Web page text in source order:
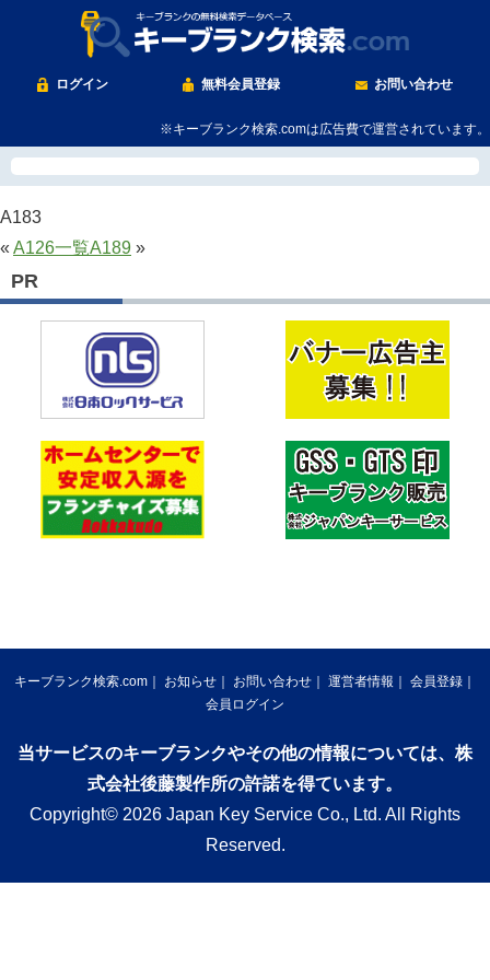
ログイン 無料会員登録 お問い合わせ
※キーブランク検索.comは広告費で運営されています。
A183
« A126一覧A189 »
PR
キーブランク検索.com お知らせ お問い合わせ 運営者情報
会員登録
会員ログイン
当サービスのキーブランクやその他の情報については、株
式会社後藤製作所の許諾を得ています。
Copyright© 2026 Japan Key Service Co., Ltd. All Rights
Reserved.